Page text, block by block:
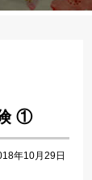
①
年10月29日